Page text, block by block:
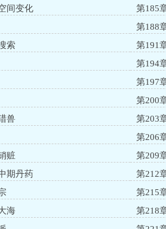
间变化
第185
第188
索
第191
第194
第197
第200
兽
第203
第206
赃
第209
期丹药
第212
第215
海
第218